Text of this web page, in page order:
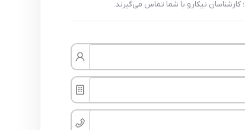
کارشناسان نیکارو با شما تماس می‌گیرند.